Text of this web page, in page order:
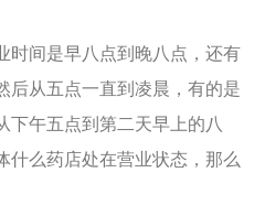
时间是早八点到晚八点，还有
后从五点一直到凌晨，有的是
下午五点到第二天早上的八
什么药店处在营业状态，那么